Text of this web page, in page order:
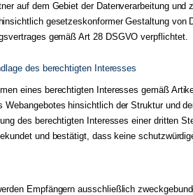
auf dem Gebiet der Datenverarbeitung
gesetzeskonformer Gestaltung
gemäß Art 28 DSGVO verpflichtet.
des berechtigten Interesses
eines berechtigten Interesses gemäß
Webangebotes hinsichtlich der Struktur und
des berechtigten Interesses einer dritten
und bestätigt, dass keine
Empfängern ausschließlich